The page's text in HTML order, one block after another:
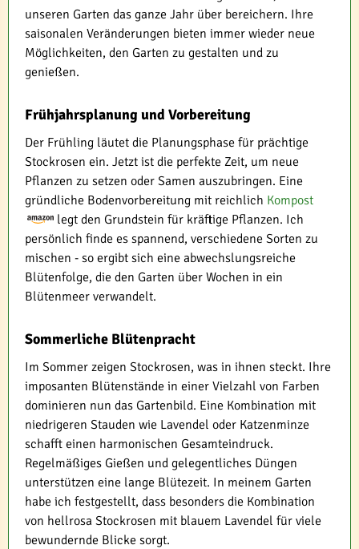
unseren Garten das ganze Jahr über bereichern. Ihre
saisonalen Veränderungen bieten immer wieder neue
Möglichkeiten, den Garten zu gestalten und zu
genießen.
Frühjahrsplanung und Vorbereitung
Der Frühling läutet die Planungsphase für prächtige
Stockrosen ein. Jetzt ist die perfekte Zeit, um neue
Pflanzen zu setzen oder Samen auszubringen. Eine
gründliche Bodenvorbereitung mit reichlich Kompost
legt den Grundstein für kräftige Pflanzen. Ich
persönlich finde es spannend, verschiedene Sorten zu
mischen - so ergibt sich eine abwechslungsreiche
Blütenfolge, die den Garten über Wochen in ein
Blütenmeer verwandelt.
Sommerliche Blütenpracht
Im Sommer zeigen Stockrosen, was in ihnen steckt. Ihre
imposanten Blütenstände in einer Vielzahl von Farben
dominieren nun das Gartenbild. Eine Kombination mit
niedrigeren Stauden wie Lavendel oder Katzenminze
schafft einen harmonischen Gesamteindruck.
Regelmäßiges Gießen und gelegentliches Düngen
unterstützen eine lange Blütezeit. In meinem Garten
habe ich festgestellt, dass besonders die Kombination
von hellrosa Stockrosen mit blauem Lavendel für viele
bewundernde Blicke sorgt.